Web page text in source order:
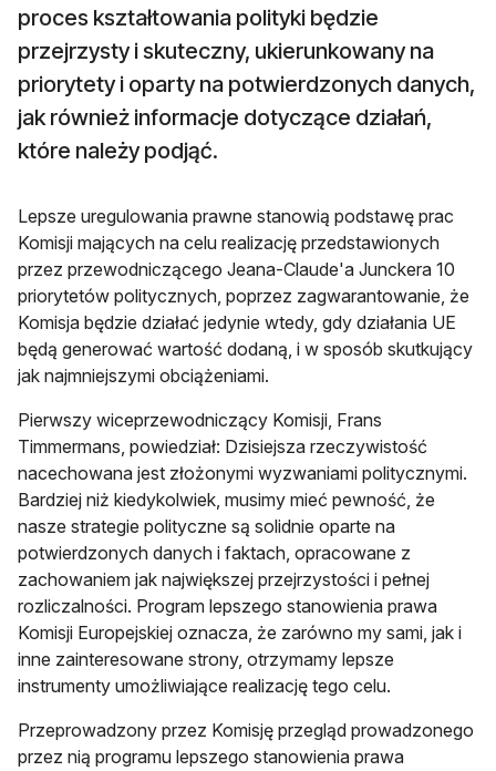
proces kształtowania polityki będzie
przejrzysty i skuteczny, ukierunkowany na
priorytety i oparty na potwierdzonych danych,
jak również informacje dotyczące działań,
które należy podjąć.
Lepsze uregulowania prawne stanowią podstawę prac
Komisji mających na celu realizację przedstawionych
przez przewodniczącego Jeana-Claude'a Junckera 10
priorytetów politycznych, poprzez zagwarantowanie, że
Komisja będzie działać jedynie wtedy, gdy działania UE
będą generować wartość dodaną, i w sposób skutkujący
jak najmniejszymi obciążeniami.
Pierwszy wiceprzewodniczący Komisji, Frans
Timmermans, powiedział: Dzisiejsza rzeczywistość
nacechowana jest złożonymi wyzwaniami politycznymi.
Bardziej niż kiedykolwiek, musimy mieć pewność, że
nasze strategie polityczne są solidnie oparte na
potwierdzonych danych i faktach, opracowane z
zachowaniem jak największej przejrzystości i pełnej
rozliczalności. Program lepszego stanowienia prawa
Komisji Europejskiej oznacza, że zarówno my sami, jak i
inne zainteresowane strony, otrzymamy lepsze
instrumenty umożliwiające realizację tego celu.
Przeprowadzony przez Komisję przegląd prowadzonego
przez nią programu lepszego stanowienia prawa